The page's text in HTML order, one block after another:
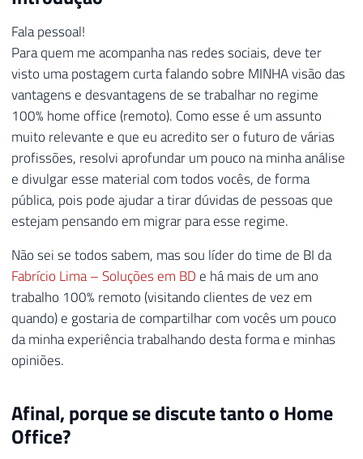
Fala pessoal!
Para quem me acompanha nas redes sociais, deve ter
visto uma postagem curta falando sobre MINHA visão das
vantagens e desvantagens de se trabalhar no regime
100% home office (remoto). Como esse é um assunto
muito relevante e que eu acredito ser o futuro de várias
profissões, resolvi aprofundar um pouco na minha análise
e divulgar esse material com todos vocês, de forma
pública, pois pode ajudar a tirar dúvidas de pessoas que
estejam pensando em migrar para esse regime.
Não sei se todos sabem, mas sou líder do time de BI da
Fabrício Lima – Soluções em BD e há mais de um ano
trabalho 100% remoto (visitando clientes de vez em
quando) e gostaria de compartilhar com vocês um pouco
da minha experiência trabalhando desta forma e minhas
opiniões.
Afinal, porque se discute tanto o Home
Office?